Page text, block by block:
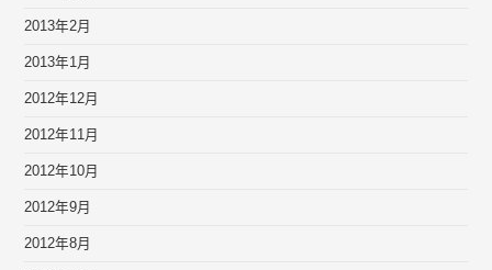
2013年2月
2013年1月
2012年12月
2012年11月
2012年10月
2012年9月
2012年8月